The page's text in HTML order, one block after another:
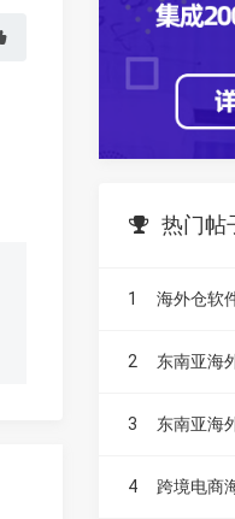
热门帖
1
2 东南亚海
3
4 跨境电商